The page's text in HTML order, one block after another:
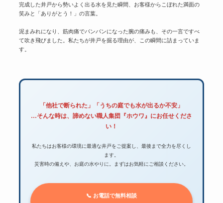
完成した井戸から勢いよく出る水を見た瞬間、お客様からこぼれた満面の
笑みと「ありがとう！」の言葉。
泥まみれになり、筋肉痛でパンパンになった腕の痛みも、その一言ですべ
て吹き飛びました。私たちが井戸を掘る理由が、この瞬間に詰まっていま
す。
「他社で断られた」「うちの庭でも水が出るか不安」
…そんな時は、諦めない職人集団『ホウワ』にお任せくださ
い！
私たちはお客様の環境に最適な井戸をご提案し、最後まで全力を尽くし
ます。
災害時の備えや、お庭の水やりに。まずはお気軽にご相談ください。
📞 お電話で無料相談